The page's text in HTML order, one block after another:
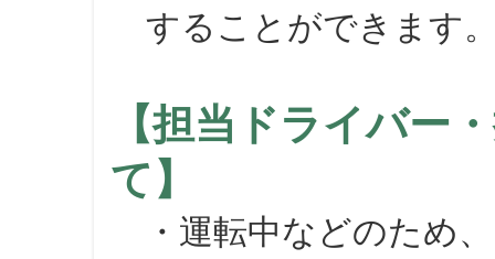
することができます
【担当ドライバー
て】
・運転中などのため